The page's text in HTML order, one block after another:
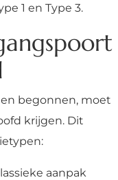
1 en Type 3.
begonnen, moet
krijgen. Dit
aanpak